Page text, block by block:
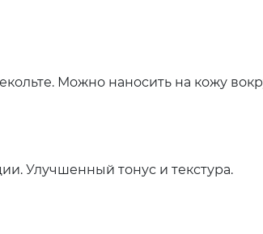
Можно наносить на кожу
Улучшенный тонус и текстура.